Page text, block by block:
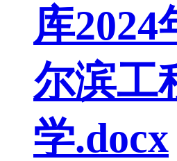
库2024
尔滨工
学.docx